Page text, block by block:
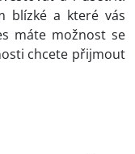
blízké a které vás
máte možnost se
chcete přijmout